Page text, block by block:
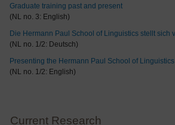
Graduate training past and present
(NL no. 3: English)
Die Hermann Paul School of Linguistics stellt sich
(NL no. 1/2: Deutsch)
Presenting the Hermann Paul School of Linguistics
(NL no. 1/2: English)
Current Research